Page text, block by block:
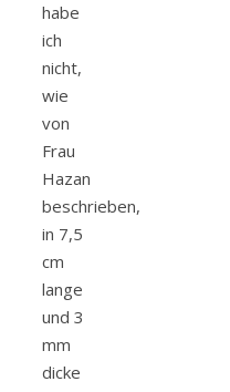
habe
ich
nicht,
wie
von
Frau
Hazan
beschrieben,
in 7,5
cm
lange
und 3
mm
dicke